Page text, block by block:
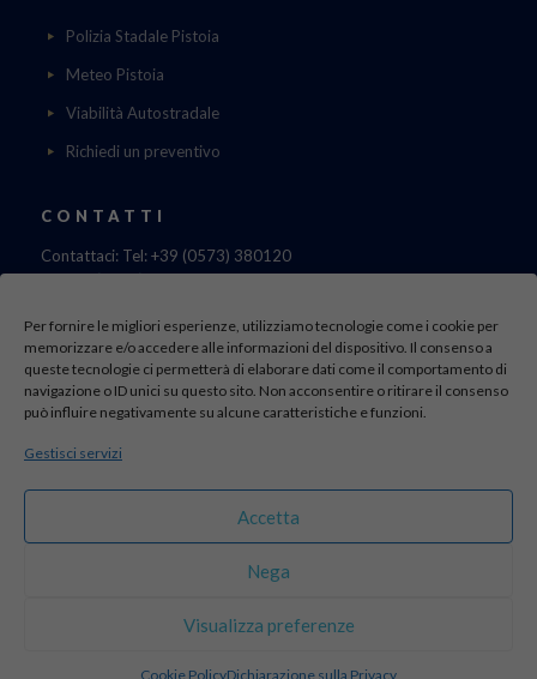
Per fornire le migliori esperienze, utilizziamo tecnologie come i cookie per
memorizzare e/o accedere alle informazioni del dispositivo. Il consenso a
queste tecnologie ci permetterà di elaborare dati come il comportamento di
navigazione o ID unici su questo sito. Non acconsentire o ritirare il consenso
può influire negativamente su alcune caratteristiche e funzioni.
Gestisci servizi
Accetta
Nega
Visualizza preferenze
Cookie PolicyDichiarazione sulla Privacy
Polizia Stadale Pistoia
Meteo Pistoia
Viabilità Autostradale
Richiedi un preventivo
CONTATTI
Contattaci: Tel: +39 (0573) 380120
Fax: 39 (0573) 985420
Via di Canapale, 10
51100 PISTOIA
Find us here:
sito realizzato da
Reserved | Credits